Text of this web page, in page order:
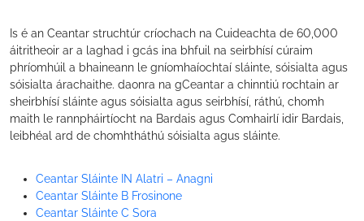
Is é an Ceantar struchtúr críochach na Cuideachta de 60,000
áitritheoir ar a laghad i gcás ina bhfuil na seirbhísí cúraim
phríomhúil a bhaineann le gníomhaíochtaí sláinte, sóisialta agus
sóisialta árachaithe. daonra na gCeantar a chinntiú rochtain ar
sheirbhísí sláinte agus sóisialta agus seirbhísí, ráthú, chomh
maith le rannpháirtíocht na Bardais agus Comhairlí idir Bardais,
leibhéal ard de chomhtháthú sóisialta agus sláinte.
Ceantar Sláinte IN Alatri – Anagni
Ceantar Sláinte B Frosinone
Ceantar Sláinte C Sora